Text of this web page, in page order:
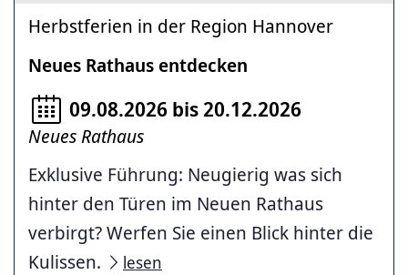
Herbstferien in der Region Hannover
Neues Rathaus entdecken
09.08.2026 bis 20.12.2026
Neues Rathaus
Exklusive Führung: Neugierig was sich
hinter den Türen im Neuen Rathaus
verbirgt? Werfen Sie einen Blick hinter die
Kulissen.
lesen